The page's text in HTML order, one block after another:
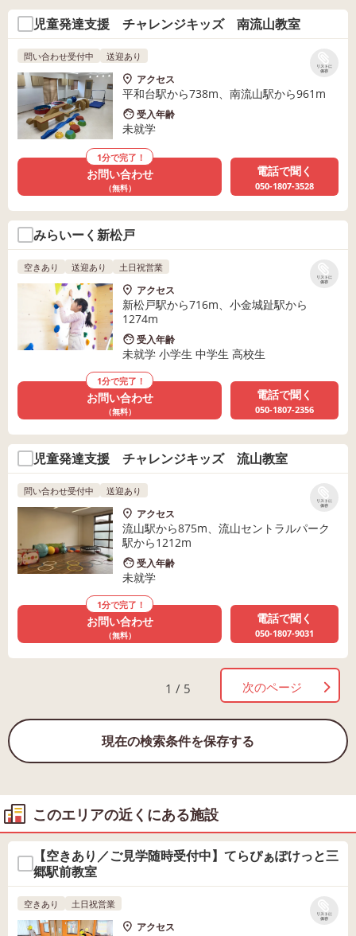
児童発達支援 チャレンジキッズ 南流山教室
リストに
保存
問い合わせ受付中 送迎あり
アクセス
平和台駅から738m、南流山駅から961m
受入年齢
未就学
1分で完了！
お問い合わせ
（無料）
電話で聞く
050-1807-3528
みらいーく新松戸
リストに
保存
空きあり 送迎あり 土日祝営業
アクセス
新松戸駅から716m、小金城趾駅から
1274m
受入年齢
未就学 小学生 中学生 高校生
1分で完了！
お問い合わせ
（無料）
電話で聞く
050-1807-2356
児童発達支援 チャレンジキッズ 流山教室
リストに
保存
問い合わせ受付中 送迎あり
アクセス
流山駅から875m、流山セントラルパーク
駅から1212m
受入年齢
未就学
1分で完了！
お問い合わせ
（無料）
電話で聞く
050-1807-9031
1 / 5 次のページ
現在の検索条件を保存する
このエリアの近くにある施設
【空きあり／ご見学随時受付中】てらぴぁぽけっと三
郷駅前教室
リストに
保存
空きあり 土日祝営業
アクセス